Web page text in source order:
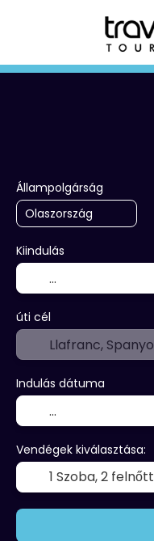
Állampolgárság
Kiindulás
úti cél
Indulás dátuma
Vendégek kiválasztása:
1 Szoba,2 felnőtt